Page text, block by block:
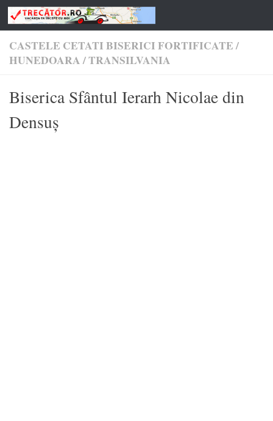
Skip to content
CASTELE CETATI BISERICI FORTIFICATE/
HUNEDOARA/TRANSILVANIA
Biserica Sfântul Ierarh Nicolae din
Densuș